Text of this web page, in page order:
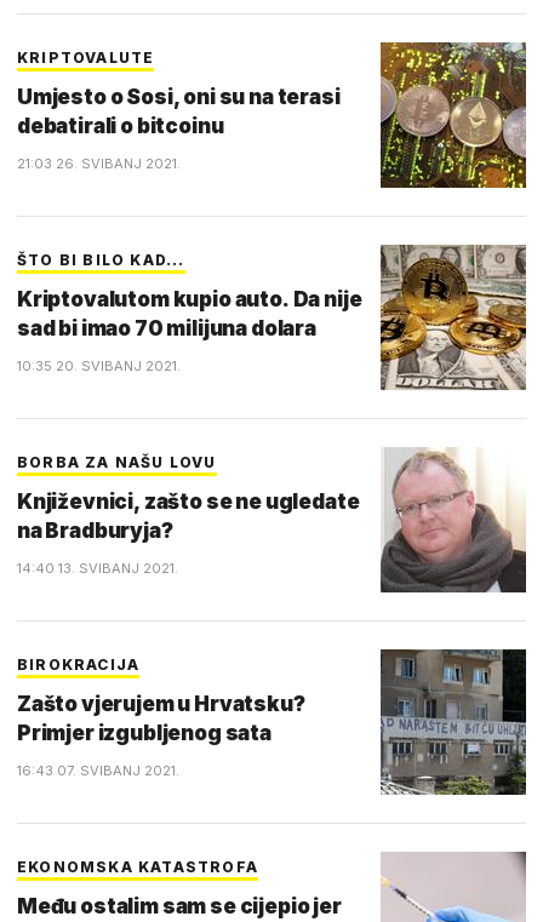
KRIPTOVALUTE
Umjesto o Sosi, oni su na terasi
debatirali o bitcoinu
21:03 26. SVIBANJ 2021.
ŠTO BI BILO KAD...
Kriptovalutom kupio auto. Da nije
sad bi imao 70 milijuna dolara
10:35 20. SVIBANJ 2021.
BORBA ZA NAŠU LOVU
Književnici, zašto se ne ugledate
na Bradburyja?
14:40 13. SVIBANJ 2021.
BIROKRACIJA
Zašto vjerujem u Hrvatsku?
Primjer izgubljenog sata
16:43 07. SVIBANJ 2021.
EKONOMSKA KATASTROFA
Među ostalim sam se cijepio jer